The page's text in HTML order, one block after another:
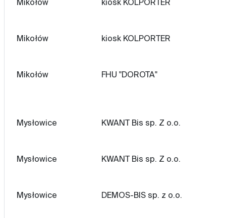
Mikołów kiosk KOLPORTER
Mikołów kiosk KOLPORTER
Mikołów FHU "DOROTA"
Mysłowice KWANT Bis sp. Z o.o.
Mysłowice KWANT Bis sp. Z o.o.
Mysłowice DEMOS-BIS sp. z o.o.